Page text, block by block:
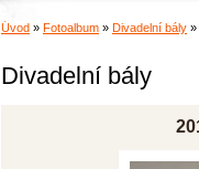
Úvod » Fotoalbum » Divadelní bály »
Divadelní bály